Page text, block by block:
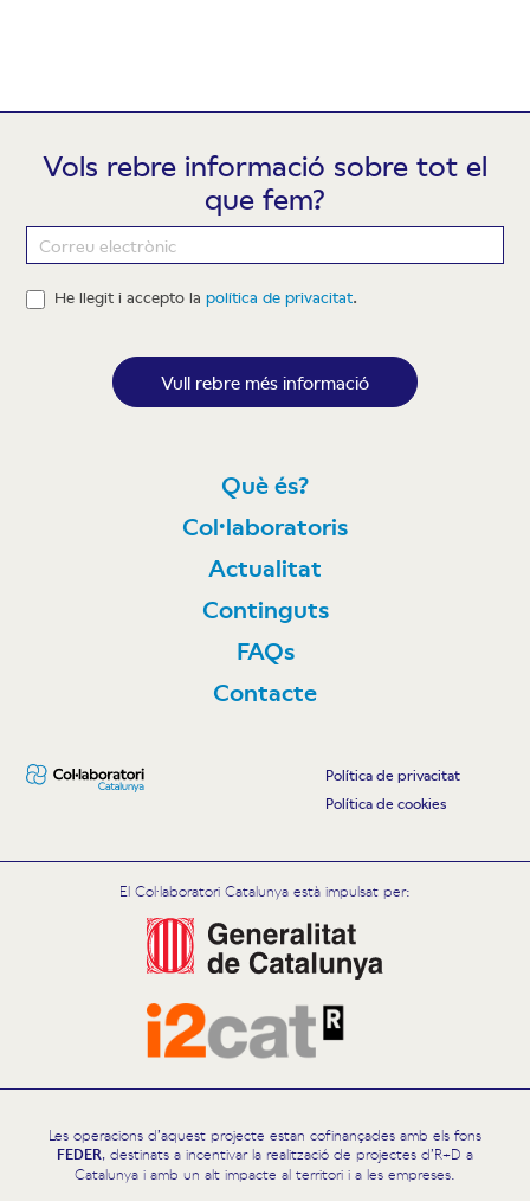
Vols rebre informació sobre tot el
que fem?
Newsletter
He llegit i accepto lapolítica de privacitat.
Vull rebre més informació
Què és?
Col·laboratoris
Actualitat
Continguts
FAQs
Contacte
Política de privacitat
Política de cookies
El Col·laboratori Catalunya està impulsat per:
Les operacions d’aquest projecte estan cofinançades amb els fons
FEDER, destinats a incentivar la realització de projectes d’R+D a
Catalunya i amb un alt impacte al territori i a les empreses.